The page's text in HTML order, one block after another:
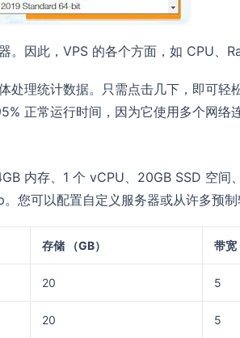
因此，VPS 的各个方面，如 CPU、
理统计数据。只需点击几下，即可
正常运行时间，因为它使用多个网络
内存、1 个 vCPU、20GB SSD 空间
可以配置自定义服务器或从许多预制
存储 （GB） 带宽
20 5
20 5